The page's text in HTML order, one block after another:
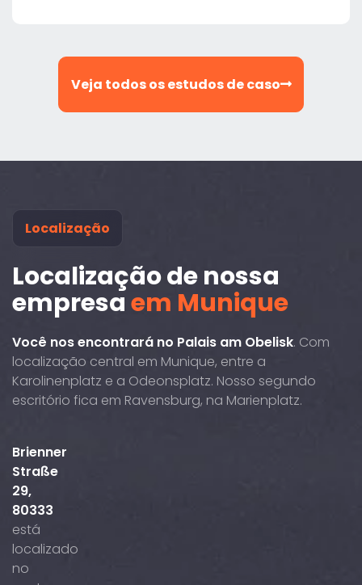
Veja todos os estudos de caso
Localização
Localização de nossa
empresaem Munique
Você nos encontrará no Palais am Obelisk. Com
localização central em Munique, entre a
Karolinenplatz e a Odeonsplatz. Nosso segundo
escritório fica em Ravensburg, na Marienplatz.
Brienner
Straße
29,
80333
está
localizado
no